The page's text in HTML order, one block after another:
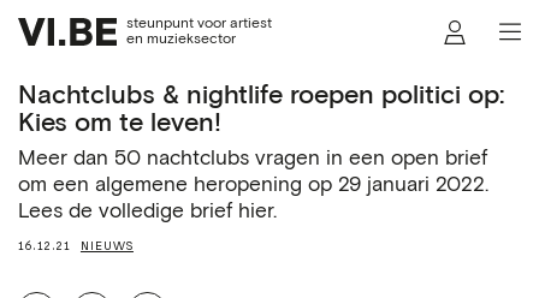
steunpunt voor artiest
en muzieksector
Nachtclubs & nightlife roepen politici op:
Kies om te leven!
Meer dan 50 nachtclubs vragen in een open brief
om een algemene heropening op 29 januari 2022.
Lees de volledige brief hier.
16.12.21 NIEUWS